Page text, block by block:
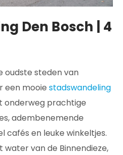
Den Bosch | 4
oudste steden van
een mooie stadswandeling
onderweg prachtige
adembenemende
cafés en leuke winkeltjes.
water van de Binnendieze,